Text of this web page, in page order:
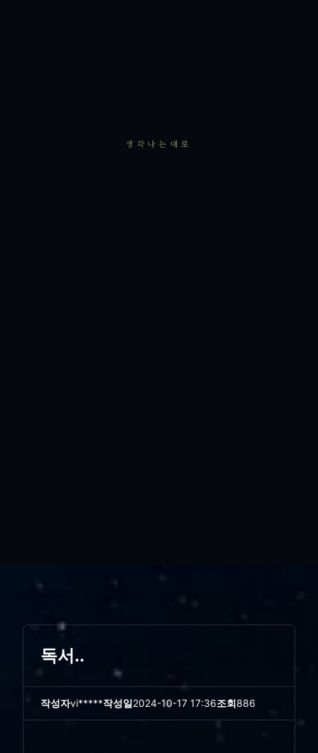
생각나는대로
독서..
작성자vi*****작성일2024-10-17 17:36조회886